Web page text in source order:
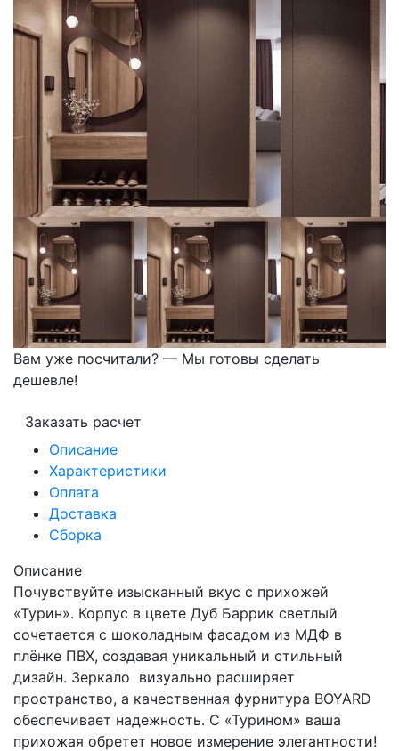
Вам уже посчитали? — Мы готовы сделать
дешевле!
Заказать расчет
Описание
Характеристики
Оплата
Доставка
Сборка
Описание
Почувствуйте изысканный вкус с прихожей
«Турин». Корпус в цвете Дуб Баррик светлый
сочетается с шоколадным фасадом из МДФ в
плёнке ПВХ, создавая уникальный и стильный
дизайн. Зеркало визуально расширяет
пространство, а качественная фурнитура BOYARD
обеспечивает надежность. С «Турином» ваша
прихожая обретет новое измерение элегантности!